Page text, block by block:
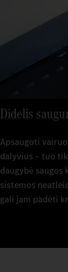
Didelis
Apsaugoti
dalyvius – tuo
daugybė saugos
sistemos
gali jam padėti